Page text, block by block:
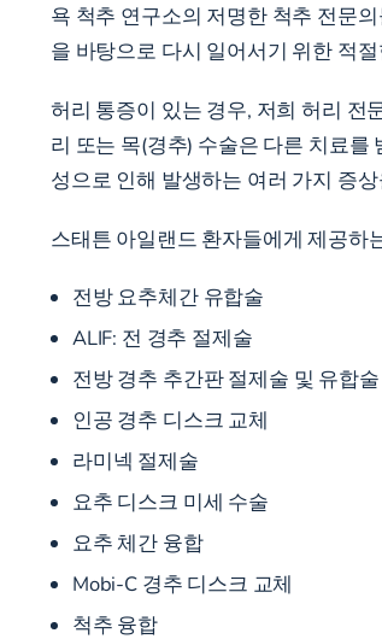
욕 척추 연구소의 저명한 척추 전문
을 바탕으로 다시 일어서기 위한 적
허리 통증이 있는 경우, 저희 허리 전
리 또는 목(경추) 수술은 다른 치료
성으로 인해 발생하는 여러 가지 증
스태튼 아일랜드 환자들에게 제공하
전방 요추체간 유합술
ALIF: 전 경추 절제술
전방 경추 추간판 절제술 및 유합술
인공 경추 디스크 교체
라미넥 절제술
요추 디스크 미세 수술
요추 체간 융합
Mobi-C 경추 디스크 교체
척추 융합